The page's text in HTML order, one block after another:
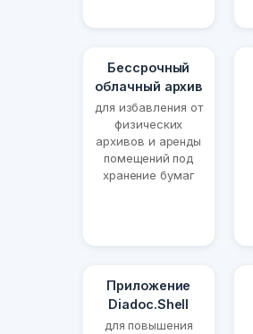
Бессрочный
облачный архив
для избавления от
физических
архивов и аренды
помещений под
хранение бумаг
Приложение
Diadoc.Shell
для повышения